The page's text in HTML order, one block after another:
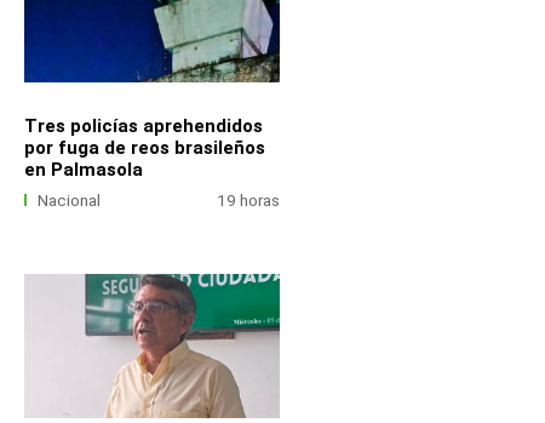
Tres policías aprehendidos
por fuga de reos brasileños
en Palmasola
Nacional 19 horas